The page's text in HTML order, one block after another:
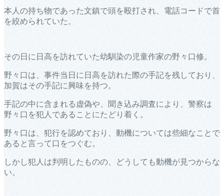
本人の持ち物であった文鎮で頭を殴打され、電話コードで首
を絞められていた。
その日に日高を訪れていた幼馴染の児童作家の野々口修。
野々口は、事件当日に日高を訪れた際の手記を残しており、
加賀はその手記に興味を持つ。
手記の中に含まれる虚偽や、聞き込み調査により、警察は
野々口を犯人であることにたどり着く。
野々口は、犯行を認めており、動機については些細なことで
あると言って口をつぐむ。
しかし犯人は判明したものの、どうしても動機が見つからな
い。